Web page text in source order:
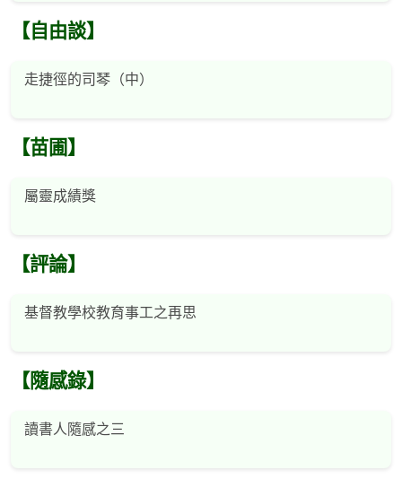
【自由談】
走捷徑的司琴（中）
【苗圃】
屬靈成績獎
【評論】
基督教學校教育事工之再思
【隨感錄】
讀書人隨感之三